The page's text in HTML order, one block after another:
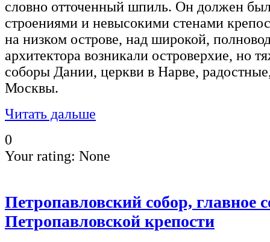
словно отточенный шпиль. Он должен был
строениями и невысокими стенами
на низком острове, над широкой,
архитектора возникали островерхие, но
соборы Дании, церкви в Нарве,
Москвы.
Читать дальше
0
Your rating: None
Петропавловский собор, главное
Петропавловской крепости